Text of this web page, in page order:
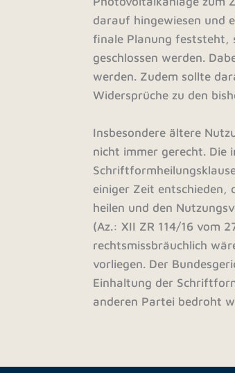
darauf hingewiesen und
finale Planung feststeht,
geschlossen werden.
werden. Zudem sollte
Widersprüche zu den
Insbesondere ältere
nicht immer gerecht. Die
einiger Zeit entschieden,
heilen und den
(Az.: XII ZR 114/16 vom
rechtsmissbräuchlich
vorliegen. Der
Einhaltung der
anderen Partei bedroht